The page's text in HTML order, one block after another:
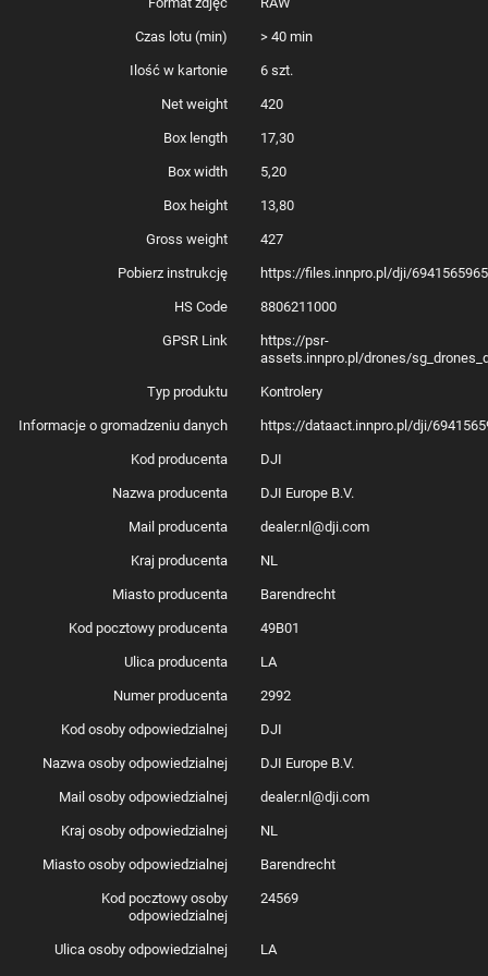
Jeszcze płynniejsze działanie aplikacji i systemu? Teraz to możliwe –
aparatura DJI RC 2 została wyposażona w wysokiej klasy procesor, który
zapewnia poprawioną wydajność GPU i CPU. Do dyspozycji masz także
bezpośrednie nagrywanie ekranu. Możesz też skorzystać z karty microSD,
Wygodne użytkowanie
Kontroler DJI RC 2 jest bardzo prosty i wygodny w obsłudze – nie musisz
nawet podłączać do niego smartfona. Urządzenie zostało wyposażone w
5,5-calowy ekran FHD (1920x1080), którego jasność sięga 700 nitów.
Dzięki temu zapewnia wyraźny obraz w niemal każdych warunkach!
Ponadto aparatura waży tylko około 420 g i świetnie leży w dłoniach.
Gwarantuje przy tym pewny chwyt i komfort użytkowania – nawet
podczas długich lotów.
Czas lotu (min) > 40 min
Ilość w kartonie 6 szt.
Net weight 420
Box length 17,30
Box width 5,20
Box height 13,80
Gross weight 427
Pobierz instrukcję https://files.innpro.pl/dji/
HS Code 8806211000
GPSR Link
https://psr-
assets.innpro.pl/drones/
Typ produktu Kontrolery
Informacje o gromadzeniu danych https://dataact.innpro.pl/dji/
Kod producenta DJI
Nazwa producenta DJI Europe B.V.
Mail producenta dealer.nl@dji.com
Kraj producenta NL
Miasto producenta Barendrecht
Kod pocztowy producenta 49B01
Ulica producenta LA
Numer producenta 2992
Kod osoby odpowiedzialnej DJI
Nazwa osoby odpowiedzialnej DJI Europe B.V.
Mail osoby odpowiedzialnej dealer.nl@dji.com
Kraj osoby odpowiedzialnej NL
Miasto osoby odpowiedzialnej Barendrecht
Kod pocztowy osoby
odpowiedzialnej
24569
Ulica osoby odpowiedzialnej LA